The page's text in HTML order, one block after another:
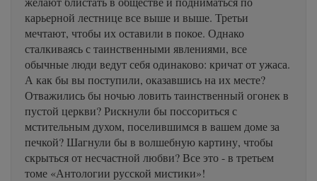
карьерной лестнице все выше и выше. Третьи
мечтают, чтобы их оставили в покое. Однако
сталкиваясь с таинственными явлениями, все
обычные люди ведут себя одинаково: кричат от ужаса.
А как бы вы поступили, оказавшись на их месте?
Отважились бы ночью ловить таинственный огонек в
пустой церкви? Рискнули бы поссориться с
мстительным духом, поселившимся в вашем доме за
печкой? Шагнули бы в волшебную картину, чтобы
скрыться от несчастной любви? Все это - в третьем
томе «Антологии русской мистики»!